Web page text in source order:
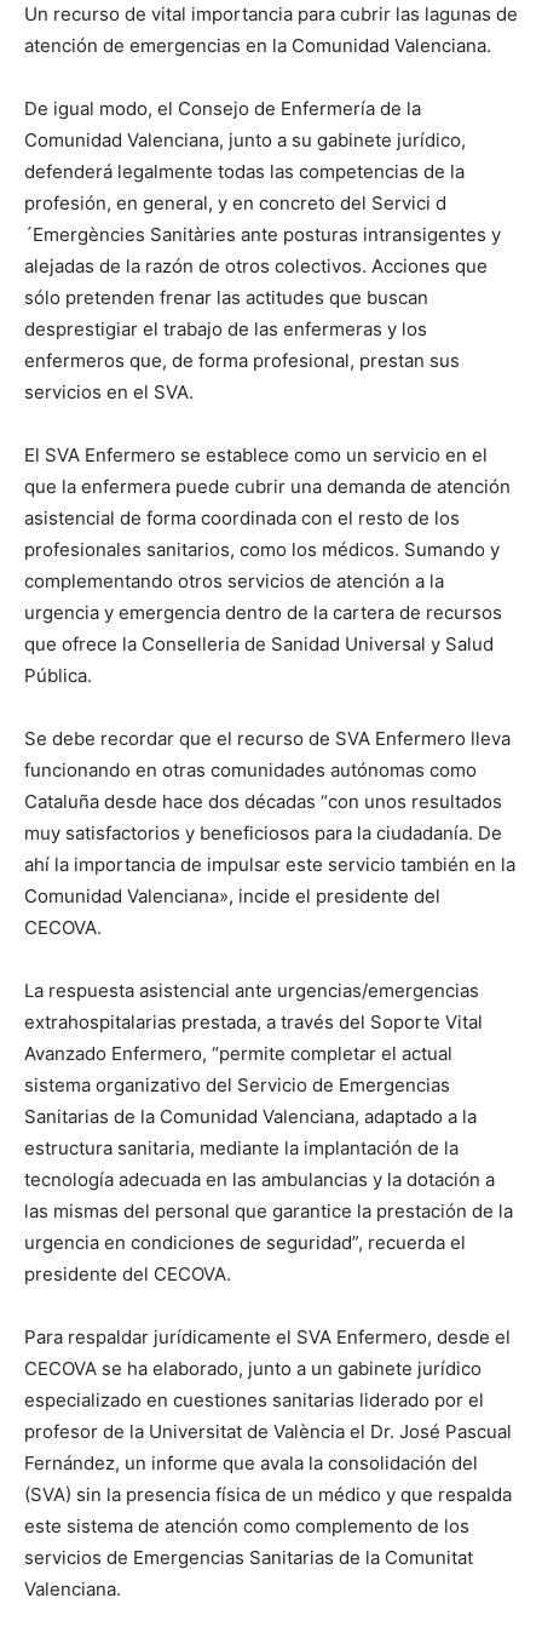
Un recurso de vital importancia para cubrir las lagunas de
atención de emergencias en la Comunidad Valenciana.
De igual modo, el Consejo de Enfermería de la
Comunidad Valenciana, junto a su gabinete jurídico,
defenderá legalmente todas las competencias de la
profesión, en general, y en concreto del Servici d
´Emergències Sanitàries ante posturas intransigentes y
alejadas de la razón de otros colectivos. Acciones que
sólo pretenden frenar las actitudes que buscan
desprestigiar el trabajo de las enfermeras y los
enfermeros que, de forma profesional, prestan sus
servicios en el SVA.
El SVA Enfermero se establece como un servicio en el
que la enfermera puede cubrir una demanda de atención
asistencial de forma coordinada con el resto de los
profesionales sanitarios, como los médicos. Sumando y
complementando otros servicios de atención a la
urgencia y emergencia dentro de la cartera de recursos
que ofrece la Conselleria de Sanidad Universal y Salud
Pública.
Se debe recordar que el recurso de SVA Enfermero lleva
funcionando en otras comunidades autónomas como
Cataluña desde hace dos décadas “con unos resultados
muy satisfactorios y beneficiosos para la ciudadanía. De
ahí la importancia de impulsar este servicio también en la
Comunidad Valenciana», incide el presidente del
CECOVA.
La respuesta asistencial ante urgencias/emergencias
extrahospitalarias prestada, a través del Soporte Vital
Avanzado Enfermero, “permite completar el actual
sistema organizativo del Servicio de Emergencias
Sanitarias de la Comunidad Valenciana, adaptado a la
estructura sanitaria, mediante la implantación de la
tecnología adecuada en las ambulancias y la dotación a
las mismas del personal que garantice la prestación de la
urgencia en condiciones de seguridad”, recuerda el
presidente del CECOVA.
Para respaldar jurídicamente el SVA Enfermero, desde el
CECOVA se ha elaborado, junto a un gabinete jurídico
especializado en cuestiones sanitarias liderado por el
profesor de la Universitat de València el Dr. José Pascual
Fernández, un informe que avala la consolidación del
(SVA) sin la presencia física de un médico y que respalda
este sistema de atención como complemento de los
servicios de Emergencias Sanitarias de la Comunitat
Valenciana.